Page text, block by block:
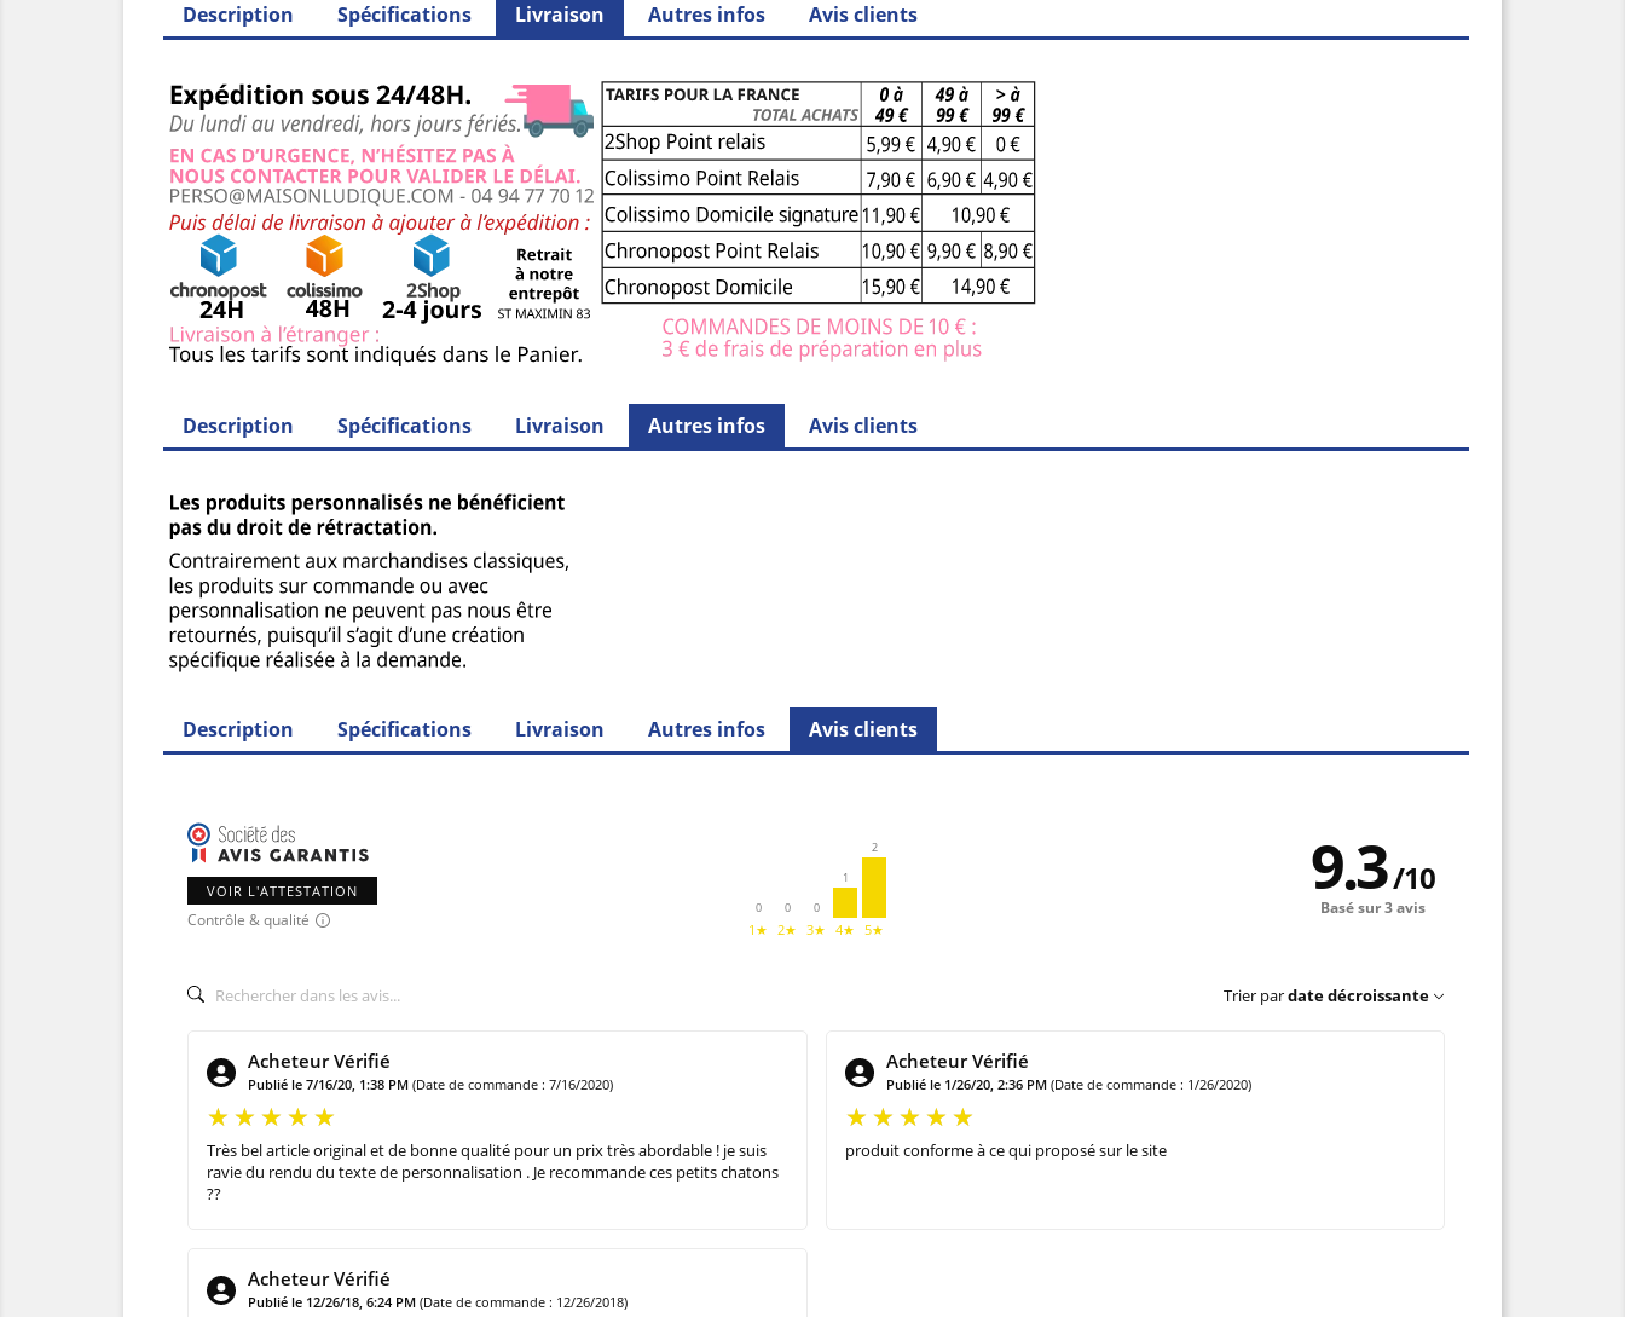
Description Spécifications Livraison Autres infos Avis clients
Description Spécifications Livraison Autres infos Avis clients
Description Spécifications Livraison Autres infos Avis clients
VOIR L'ATTESTATION
Contrôle & qualité
0
1★
0
2★
0
3★
1
4★
2
5★
9.3/10
Basé sur 3 avis
Trier pardate décroissante
Acheteur Vérifié
Publié le 7/16/20, 1:38 PM (Date de commande : 7/16/2020)
Très bel article original et de bonne qualité pour un prix très abordable ! je suis
ravie du rendu du texte de personnalisation . Je recommande ces petits chatons
??
Acheteur Vérifié
Publié le 1/26/20, 2:36 PM (Date de commande : 1/26/2020)
produit conforme à ce qui proposé sur le site
Acheteur Vérifié
Publié le 12/26/18, 6:24 PM (Date de commande : 12/26/2018)